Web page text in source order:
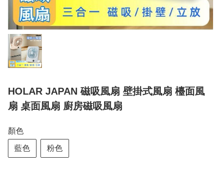
HOLAR JAPAN 磁吸風扇 壁掛式風扇 檯面風
扇 桌面風扇 廚房磁吸風扇
顏色
藍色 粉色